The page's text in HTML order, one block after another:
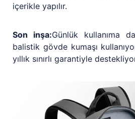
içerikle yapılır.
Son inşa:Günlük kullanıma
balistik gövde kumaşı
yıllık sınırlı garantiyle